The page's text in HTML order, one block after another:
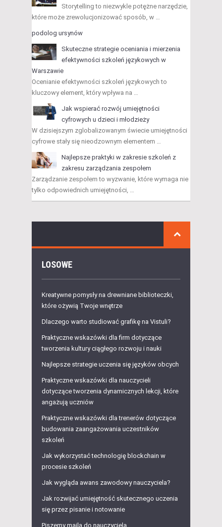
Storytelling to niezwykle potężne narzędzie,
które może zrewolucjonizować sposób, w …
podolog ursynów
Skuteczne strategie oceniania i mierzenia
efektywności szkoleń językowych w
Warszawie
Ocenianie efektywności szkoleń językowych to
kluczowy element, który wpływa na …
Jak wspierać rozwój umiejętności
cyfrowych u dzieci i młodzieży
W dzisiejszym zglobalizowanym świecie umiejętności
cyfrowe stały się nieodzownym elementem …
Najlepsze praktyki w zakresie szkoleń z
zakresu zarządzania zespołem
Zarządzanie zespołem to wyzwanie, które wymaga nie
tylko odpowiednich umiejętności, …
LOSOWE
Kreatywne pomysły na drewniane biblioteczki,
które ożywią Twoje wnętrze
Dlaczego warto studiować grafikę na Vistuli?
Praktyczne wskazówki dla firm dotyczące
tworzenia kultury ciągłego rozwoju i nauki
Najlepsze strategie uczenia się języków obcych
Praktyczne wskazówki dla nauczycieli
dotyczące tworzenia dynamicznych lekcji, które
angażują uczniów
Praktyczne wskazówki dla trenerów dotyczące
budowania zaangażowania uczestników
szkoleń
Jak wykorzystać technologię blockchain w
procesie szkoleń
Jak wygląda awans zawodowy nauczyciela?
Jak rozwijać umiejętność skutecznego uczenia
się przez pisanie i notowanie
Piszemy maila do nauczyciela.